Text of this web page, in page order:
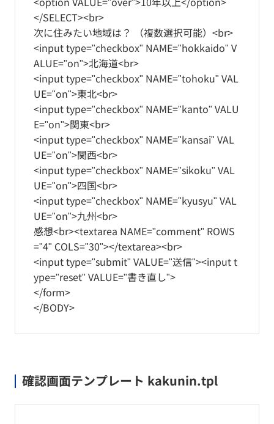
</SELECT><br>
次に住みたい地域は？ （複数選択可能）<br>
<input type="checkbox" NAME="hokkaido" V
ALUE="on">北海道<br>
<input type="checkbox" NAME="tohoku" VAL
UE="on">東北<br>
<input type="checkbox" NAME="kanto" VALU
E="on">関東<br>
<input type="checkbox" NAME="kansai" VAL
UE="on">関西<br>
<input type="checkbox" NAME="sikoku" VAL
UE="on">四国<br>
<input type="checkbox" NAME="kyusyu" VAL
UE="on">九州<br>
感想<br><textarea NAME="comment" ROWS
="4" COLS="30"></textarea><br>
<input type="submit" VALUE="送信"><input t
ype="reset" VALUE="書き直し">
</form>
</BODY>
確認画面テンプレート kakunin.tpl